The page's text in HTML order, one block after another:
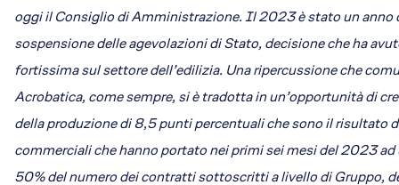
oggi il Consiglio di Amministrazione. Il 2023 è stato un anno
sospensione delle agevolazioni di Stato, decisione che ha
fortissima sul settore dell’edilizia. Una ripercussione che
Acrobatica, come sempre, si è tradotta in un’opportunità di
della produzione di 8,5 punti percentuali che sono il risultato
commerciali che hanno portato nei primi sei mesi del 2023 ad
50% del numero dei contratti sottoscritti a livello di Gruppo,